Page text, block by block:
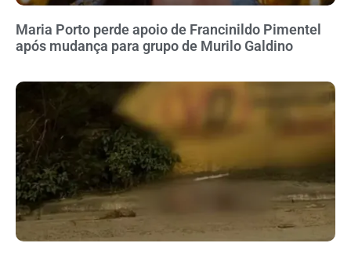
Maria Porto perde apoio de Francinildo Pimentel
após mudança para grupo de Murilo Galdino